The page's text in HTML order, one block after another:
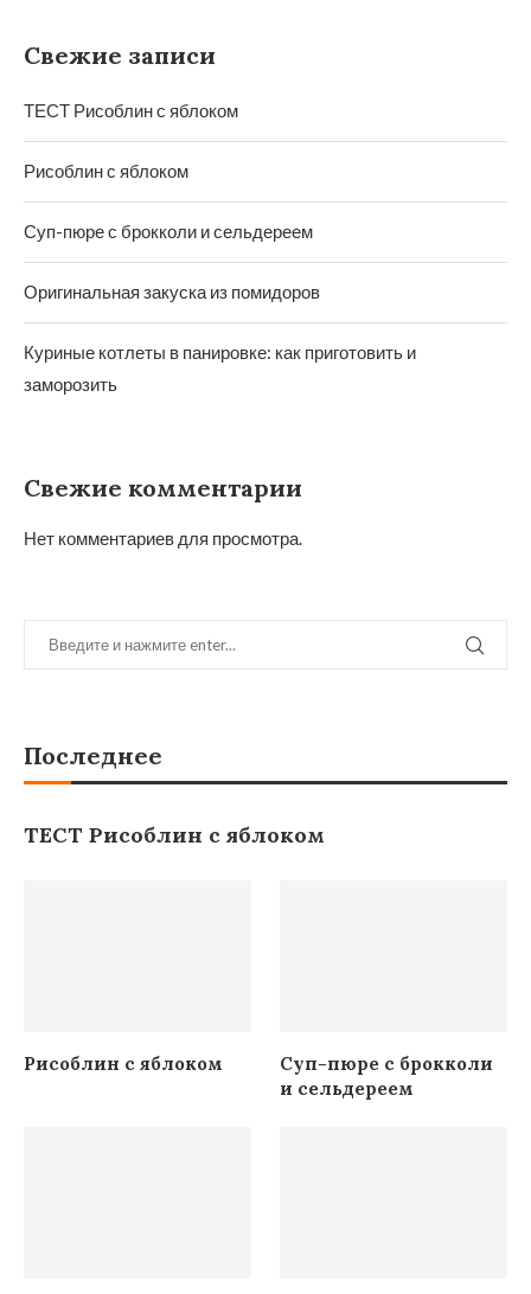
Свежие записи
ТЕСТ Рисоблин с яблоком
Рисоблин с яблоком
Суп-пюре с брокколи и сельдереем
Оригинальная закуска из помидоров
Куриные котлеты в панировке: как приготовить и
заморозить
Свежие комментарии
Нет комментариев для просмотра.
Последнее
ТЕСТ Рисоблин с яблоком
Рисоблин с яблоком
Суп-пюре с брокколи
и сельдереем